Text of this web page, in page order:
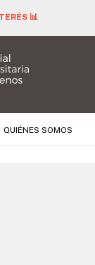
📊
QUIÉNES SOMOS